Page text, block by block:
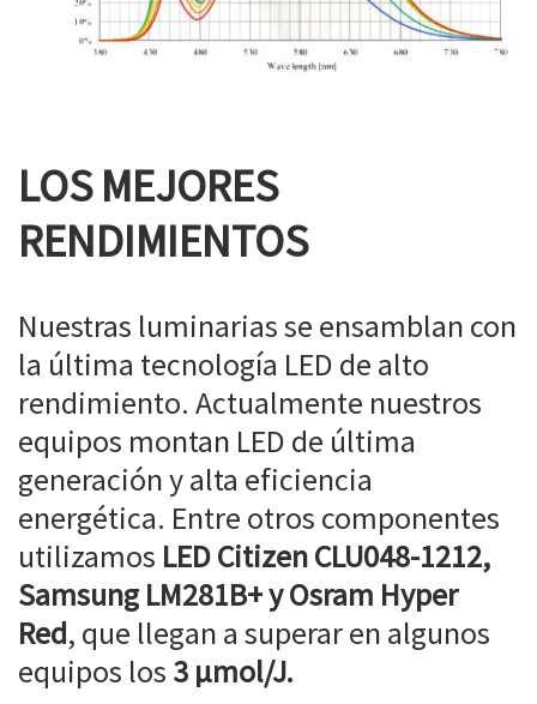
LOS MEJORES
RENDIMIENTOS
Nuestras luminarias se ensamblan con
la última tecnología LED de alto
rendimiento. Actualmente nuestros
equipos montan LED de última
generación y alta eficiencia
energética. Entre otros componentes
utilizamos LED Citizen CLU048-1212,
Samsung LM281B+ y Osram Hyper
Red, que llegan a superar en algunos
equipos los 3 µmol/J.